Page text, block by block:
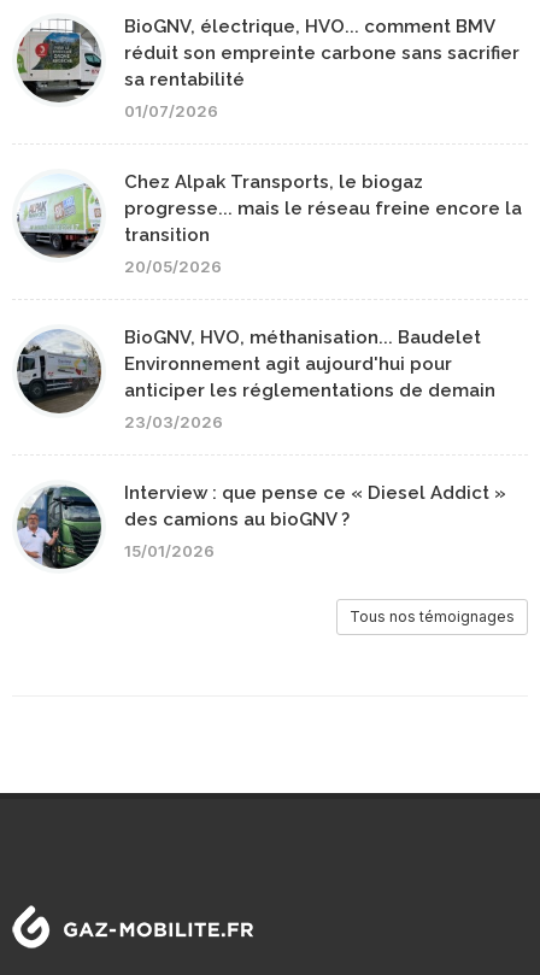
BioGNV, électrique, HVO... comment BMV
réduit son empreinte carbone sans sacrifier
sa rentabilité
01/07/2026
Chez Alpak Transports, le biogaz
progresse... mais le réseau freine encore la
transition
20/05/2026
BioGNV, HVO, méthanisation... Baudelet
Environnement agit aujourd'hui pour
anticiper les réglementations de demain
23/03/2026
Interview : que pense ce « Diesel Addict »
des camions au bioGNV ?
15/01/2026
Tous nos témoignages